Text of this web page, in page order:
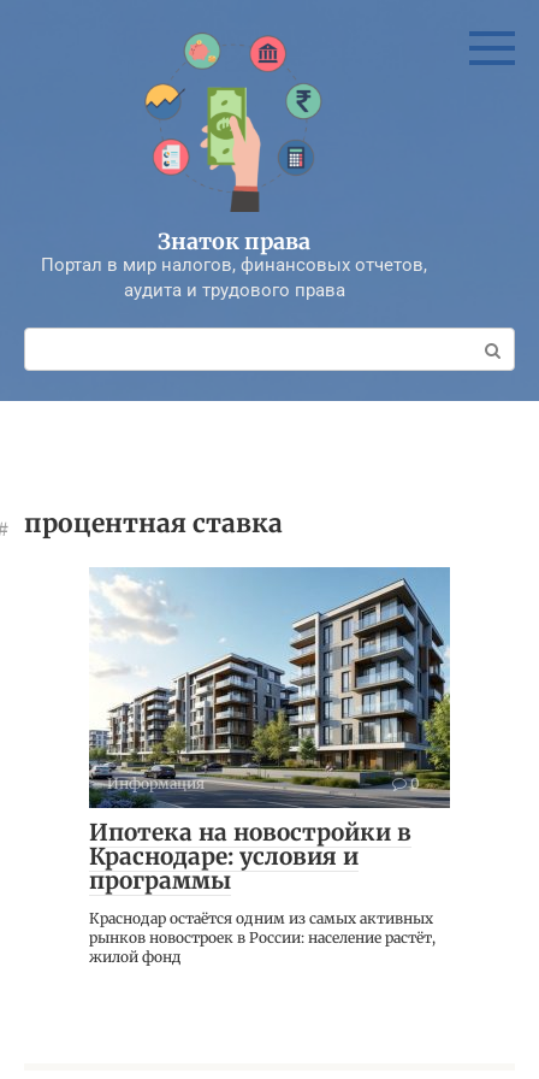
Знаток права
Портал в мир налогов, финансовых отчетов,
аудита и трудового права
Поиск:
процентная ставка
Информация 0
Ипотека на новостройки в
Краснодаре: условия и
программы
Краснодар остаётся одним из самых активных
рынков новостроек в России: население растёт,
жилой фонд